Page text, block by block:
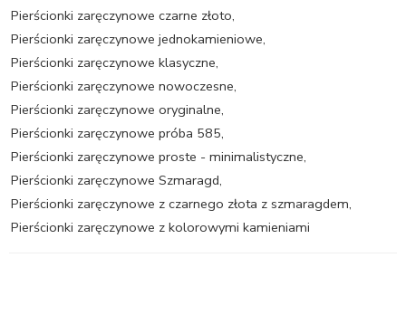
Pierścionki zaręczynowe czarne złoto,
Pierścionki zaręczynowe jednokamieniowe,
Pierścionki zaręczynowe klasyczne,
Pierścionki zaręczynowe nowoczesne,
Pierścionki zaręczynowe oryginalne,
Pierścionki zaręczynowe próba 585,
Pierścionki zaręczynowe proste - minimalistyczne,
Pierścionki zaręczynowe Szmaragd,
Pierścionki zaręczynowe z czarnego złota z szmaragdem,
Pierścionki zaręczynowe z kolorowymi kamieniami